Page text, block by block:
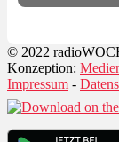
© 2022
Konzeption:
Impressum -